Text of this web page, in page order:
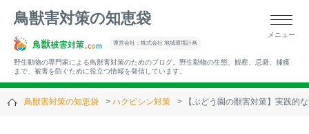
鳥獣害対策の知恵袋
運営会社：株式会社 地域環境計画
野生動物の専門家による鳥獣害対策のためのブログ。野生動物の生態、観察、忌避、捕獲
まで、被害を防ぐために役立つ情報を発信しています。
メニュー
▼キーワードから記事を探す
鳥獣害対策の知恵袋 ハクビシン対策 【ぶどう園の獣害対策】実践的